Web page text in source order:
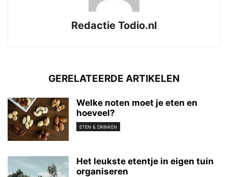
Redactie Todio.nl
GERELATEERDE ARTIKELEN
Welke noten moet je eten en
hoeveel?
ETEN & DRINKEN
Het leukste etentje in eigen tuin
organiseren